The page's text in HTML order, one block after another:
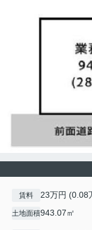
賃料 23万円
土地面積943.07㎡